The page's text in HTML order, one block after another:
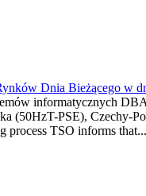
Dnia Bieżącego w
informatycznych
(50HzT-PSE), Czechy-
process TSO informs that...